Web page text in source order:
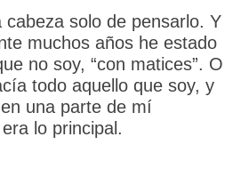
cabeza solo de pensarlo. Y
muchos años he estado
no soy, “con matices”. O
todo aquello que soy, y
una parte de mí
lo principal.